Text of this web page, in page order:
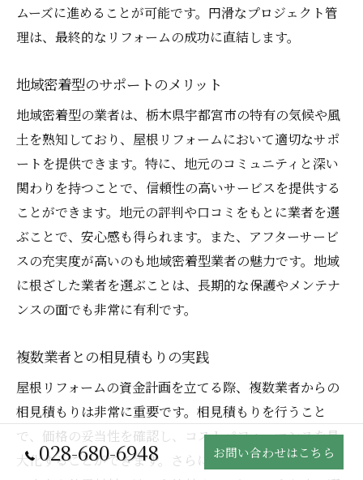
ムーズに進めることが可能です。円滑なプロジェクト管
理は、最終的なリフォームの成功に直結します。
地域密着型のサポートのメリット
地域密着型の業者は、栃木県宇都宮市の特有の気候や風
土を熟知しており、屋根リフォームにおいて適切なサポ
ートを提供できます。特に、地元のコミュニティと深い
関わりを持つことで、信頼性の高いサービスを提供する
ことができます。地元の評判や口コミをもとに業者を選
ぶことで、安心感も得られます。また、アフターサービ
スの充実度が高いのも地域密着型業者の魅力です。地域
に根ざした業者を選ぶことは、長期的な保護やメンテナ
ンスの面でも非常に有利です。
複数業者との相見積もりの実践
屋根リフォームの資金計画を立てる際、複数業者からの
相見積もりは非常に重要です。相見積もりを行うこと
で、価格の妥当性を確認し、コストパフォーマンスを最
大化することができます。さらに、各業者が提案する施
028-680-6948 お問い合わせはこちら